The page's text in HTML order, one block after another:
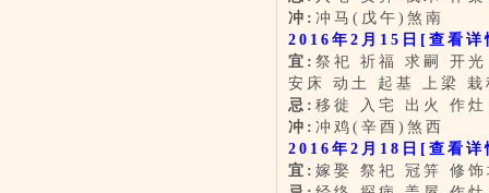
冲: 冲马(戊午)煞南
2016年2月15日 [查看
宜: 祭祀 祈福 求嗣 开
安床 动土 起基 上梁
忌: 移徙 入宅 出火 作
冲: 冲鸡(辛酉)煞西
2016年2月18日 [查看
宜: 嫁娶 祭祀 冠笄 修